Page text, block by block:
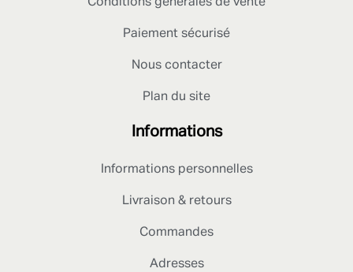
Paiement sécurisé
Nous contacter
Plan du site
Informations
Informations personnelles
Livraison & retours
Commandes
Adresses